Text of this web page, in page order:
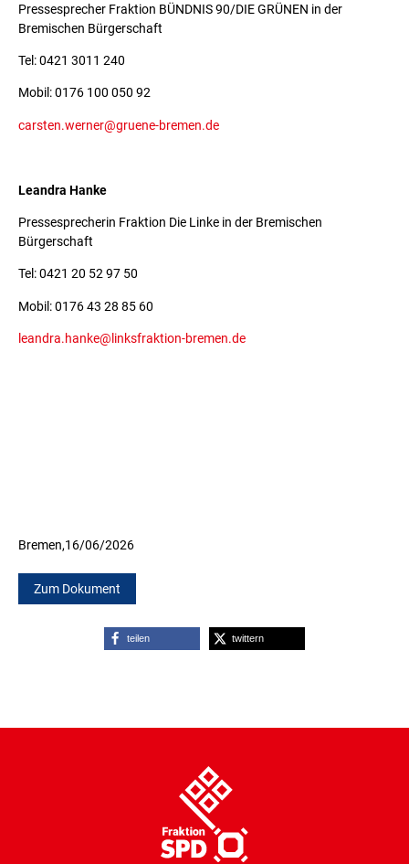
Pressesprecher Fraktion BÜNDNIS 90/DIE GRÜNEN in der
Bremischen Bürgerschaft
Tel: 0421 3011 240
Mobil: 0176 100 050 92
carsten.werner@gruene-bremen.de
Leandra Hanke
Pressesprecherin Fraktion Die Linke in der Bremischen
Bürgerschaft
Tel: 0421 20 52 97 50
Mobil: 0176 43 28 85 60
leandra.hanke@linksfraktion-bremen.de
Bremen,16/06/2026
Zum Dokument
teilen twittern